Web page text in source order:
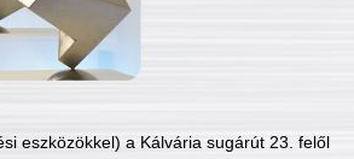
eszközökkel) a Kálvária sugárút 23. felől